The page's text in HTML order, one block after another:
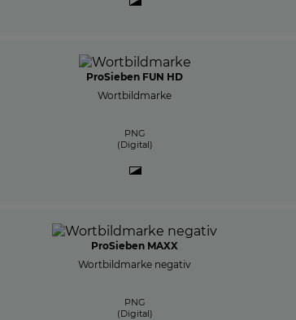
ProSieben FUN HD
Wortbildmarke
PNG
(Digital)
ProSieben MAXX
Wortbildmarke negativ
PNG
(Digital)